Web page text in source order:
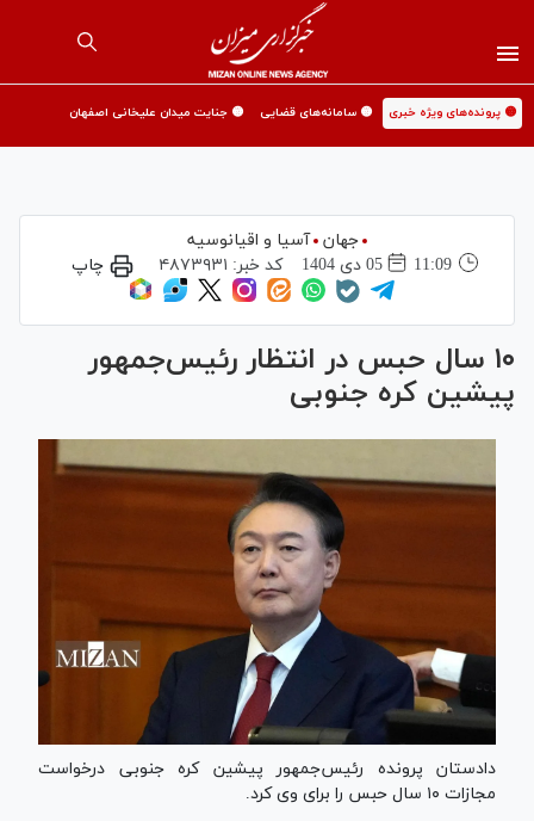
🟡 پرونده‌های ویژه خبری 🟡 سامانه‌های قضایی 🟡 جنایت میدان علیخانی اصفهان
جهان
آسیا و اقیانوسیه
11:09
05 دی 1404 کد خبر: ۴۸۷۳۹۳۱ چاپ
۱۰ سال حبس در انتظار رئیس‌جمهور
پیشین کره جنوبی
دادستان پرونده رئیس‌جمهور پیشین کره جنوبی درخواست
مجازات ۱۰ سال حبس را برای وی کرد.